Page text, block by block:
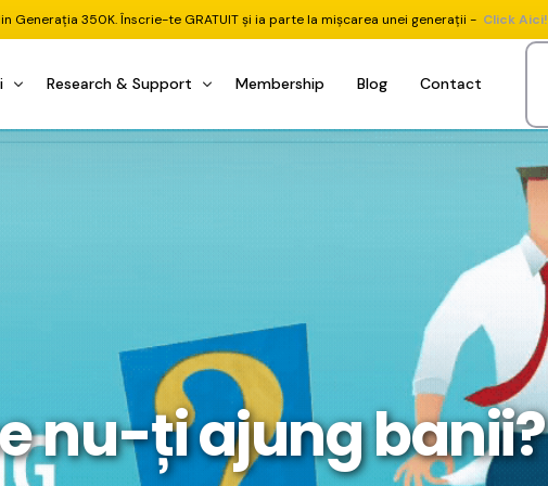
Generația 350K. Înscrie-te GRATUIT și ia parte la mișcarea unei generații - Click Aici!
& ExecuțieMecanice
EA MT5
Research & Support
Chat & Suport Mentor
1 la 1 Mentor
Membership Blog Contact
nu-ți ajung banii?